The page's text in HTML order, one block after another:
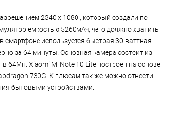
2340 х 1080 , который создали по
емкостью 5260мАч, чего должно хватить
смартфоне используется быстрая 30-ваттная
за 64 минуты. Основная камера состоит из
64Мп. Xiaomi Mi Note 10 Lite построен на основе
730G. К плюсам так же можно отнести
бытовыми устройствами.